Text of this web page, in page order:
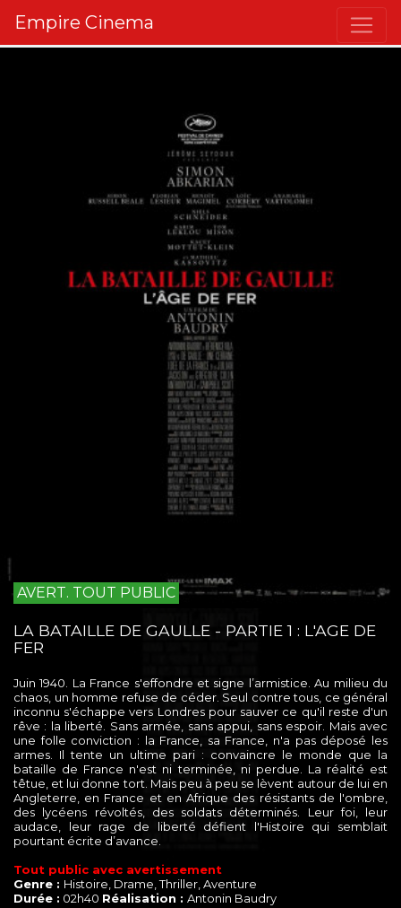
Empire Cinema
AVERT. TOUT PUBLIC
LA BATAILLE DE GAULLE - PARTIE 1 : L'AGE DE
FER
Juin 1940. La France s'effondre et signe l’armistice. Au milieu du
chaos, un homme refuse de céder. Seul contre tous, ce général
inconnu s'échappe vers Londres pour sauver ce qu'il reste d'un
rêve : la liberté. Sans armée, sans appui, sans espoir. Mais avec
une folle conviction : la France, sa France, n'a pas déposé les
armes. Il tente un ultime pari : convaincre le monde que la
bataille de France n'est ni terminée, ni perdue. La réalité est
têtue, et lui donne tort. Mais peu à peu se lèvent autour de lui en
Angleterre, en France et en Afrique des résistants de l'ombre,
des lycéens révoltés, des soldats déterminés. Leur foi, leur
audace, leur rage de liberté défient l'Histoire qui semblait
pourtant écrite d’avance.
Tout public avec avertissement
Genre : Histoire, Drame, Thriller, Aventure
Durée : 02h40 Réalisation : Antonin Baudry